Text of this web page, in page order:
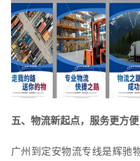
五、物流新起点，服务更方便
广州到定安物流专线是辉驰